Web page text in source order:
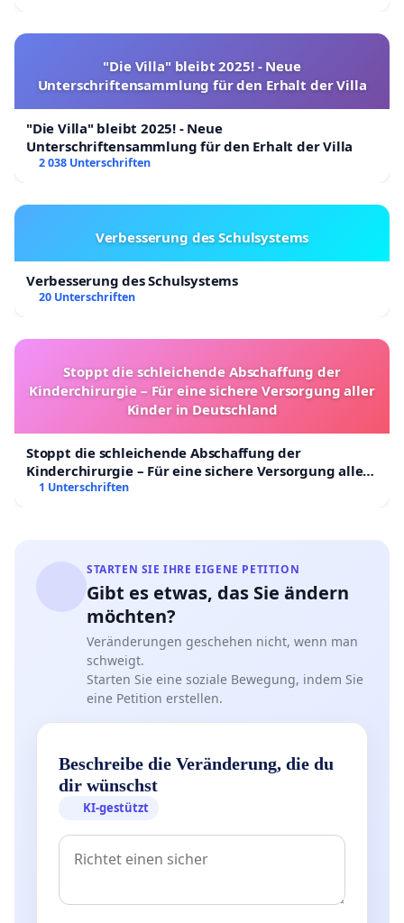
"Die Villa" bleibt 2025! - Neue
Unterschriftensammlung für den Erhalt der Villa
"Die Villa" bleibt 2025! - Neue
Unterschriftensammlung für den Erhalt der Villa
2 038 Unterschriften
Verbesserung des Schulsystems
Verbesserung des Schulsystems
20 Unterschriften
Stoppt die schleichende Abschaffung der
Kinderchirurgie – Für eine sichere Versorgung aller
Kinder in Deutschland
Stoppt die schleichende Abschaffung der
Kinderchirurgie – Für eine sichere Versorgung aller
Kinder in Deutschland
1 Unterschriften
STARTEN SIE IHRE EIGENE PETITION
Gibt es etwas, das Sie ändern
möchten?
Veränderungen geschehen nicht, wenn man
schweigt.
Starten Sie eine soziale Bewegung, indem Sie
eine Petition erstellen.
Beschreibe die Veränderung, die du
dir wünschst
KI-gestützt